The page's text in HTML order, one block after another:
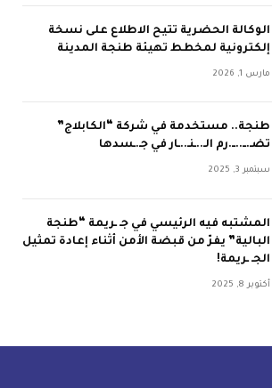
الوكالة الحضرية تتيح الاطلاع على نسخة
إلكترونية لمخطط تهيئة طنجة المدينة
مارس 1, 2026
طنجة.. مستخدمة في شركة “الكابلاج”
تضـ.ــ..ــ.رم الـ..ـنـ..ـار في جـ.ـسدها
سبتمبر 3, 2025
المشتبه فيه الرئيسي في جـ ـريمة “طنجة
البالية” يفرّ من قبضة الأمن أثناء إعادة تمثيل
الجـ ـريمة!
أكتوبر 8, 2025